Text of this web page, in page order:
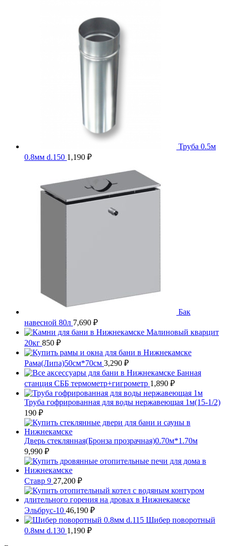
Труба 0.5м
0.8мм d.150 1,190 ₽
Бак
навесной 80л 7,690 ₽
Малиновый кварцит
20кг 850 ₽
Рама(Липа)50см*70см 3,290 ₽
Банная
станция СББ термометр+гигрометр 1,890 ₽
Труба гофрированная для воды нержавеющая 1м(15-1/2)
190 ₽
Дверь стеклянная(Бронза прозрачная)0.70м*1.70м
9,990 ₽
Ставр 9 27,200 ₽
Эльбрус-10 46,190 ₽
Шибер поворотный
0.8мм d.130 1,190 ₽